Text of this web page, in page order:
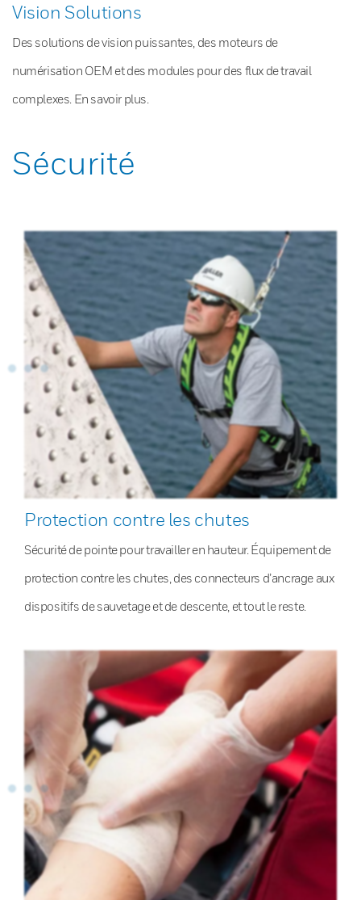
Vision Solutions
Des solutions de vision puissantes, des moteurs de
numérisation OEM et des modules pour des flux de travail
complexes. En savoir plus.
Sécurité
Protection contre les chutes
Sécurité de pointe pour travailler en hauteur. Équipement de
protection contre les chutes, des connecteurs d’ancrage aux
dispositifs de sauvetage et de descente, et tout le reste.